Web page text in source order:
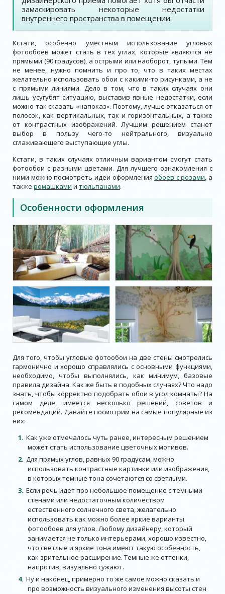
замаскировать некоторые недостатки
внутреннего пространства в помещении.
Кстати, особенно уместным использование угловых
фотообоев может стать в тех углах, которые являются не
прямыми (90 градусов), а острыми или наоборот, тупыми. Тем
не менее, нужно помнить и про то, что в таких местах
желательно использовать обои с какими-то рисунками, а не
с прямыми линиями. Дело в том, что в таких случаях они
лишь усугубят ситуацию, выставив явные недостатки, если
можно так сказать «напоказ». Поэтому, лучше отказаться от
полосок, как вертикальных, так и горизонтальных, а также
от контрастных изображений. Лучшим решением станет
выбор в пользу чего-то нейтрального, визуально
сглаживающего выступающие углы.
Кстати, в таких случаях отличным вариантом смогут стать
фотообои с разными цветами. Для лучшего ознакомления с
ними можно посмотреть идеи оформленияобоев с розами, а
также ромашками и тюльпанами.
Особенности оформления
Для того, чтобы угловые фотообои на две стены смотрелись
гармонично и хорошо справлялись с основными функциями,
необходимо, чтобы выполнялись, как минимум, базовые
правила дизайна. Как же быть в подобных случаях? Что надо
знать, чтобы корректно подобрать обои в угол комнаты? На
самом деле, имеется несколько решений, советов и
рекомендаций. Давайте посмотрим на самые популярные из
них:
Как уже отмечалось чуть ранее, интересным решением
может стать использование цветочных мотивов.
Для прямых углов, равных 90 градусам, можно
использовать контрастные картинки или изображения,
в которых темные тона сочетаются со светлыми.
Если речь идет про небольшое помещение с темными
стенами или недостаточным количеством
естественного солнечного света, желательно
использовать как можно более яркие варианты
фотообоев для углов. Любому дизайнеру, который
занимается не только интерьерами, хорошо известно,
что светлые и яркие тона имеют такую особенность,
как зрительное расширение. Темные же оттенки,
напротив, визуально сужают.
Ну и наконец, примерно то же самое можно сказать и
про возможность визуального изменения высоты стен